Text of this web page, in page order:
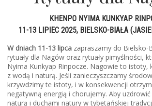
KHENPO NYIMA KUNKYAP
11-13 LIPIEC 2025, BIELSKO-BIAŁA
W dniach 11-13 lipca zapraszamy do Bielsko-
rytuały dla Nagów oraz rytuały pimyślności,
Nyima Kunkyap Rinpocze. Nagowie to istoty,
z wodą i naturą. Jeśli zanieczyszczamy
krzywdzimy te istoty, i w konsekwencji
negatywną energią i chorujemy. Aby
naturą i duchami natury w tybetańskiej